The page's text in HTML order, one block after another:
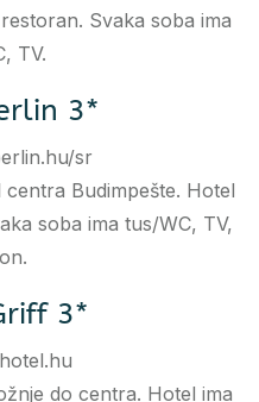
Svaka soba ima
TV.
3*
sr
Budimpešte. Hotel
soba ima tus/WC, TV,
3*
do centra. Hotel ima